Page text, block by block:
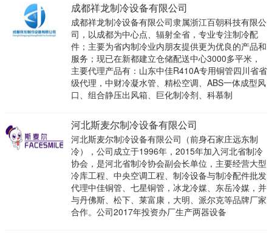
成都祥龙制冷设备有限公司
成都祥龙制冷设备有限公司隶属浙江百朝科技有限公
司，以成都为中心点、辐射全省，专业专注制冷配
件；主要为省内制冷业内朋友提供更为优良的产品和
服务；现已在新都建立仓储配送中心3000多平米，
主要代理产品有：山东中佳R410A专用铜管四川省省
级代理，中财冷凝水管、精松空调、ABS一体成型风
口、组合静压出风箱、巨化制冷剂、科慕制
河北斯麦尔制冷设备有限公司
河北斯麦尔制冷设备有限公司（前身石家庄远东制
冷），公司成立于1996年，2015年加入河北省制冷
协会，是河北省制冷协会副会长单位，主要经营大型
冷库工程、中央空调工程、制冷设备与制冷配件批发
代理中佳铜管、七星铜管，冰龙冷媒、东岳冷媒，并
与丹佛斯、松下、莱富康，大明、派尔克等品牌厂家
合作。公司2017年投资办厂生产两器设备